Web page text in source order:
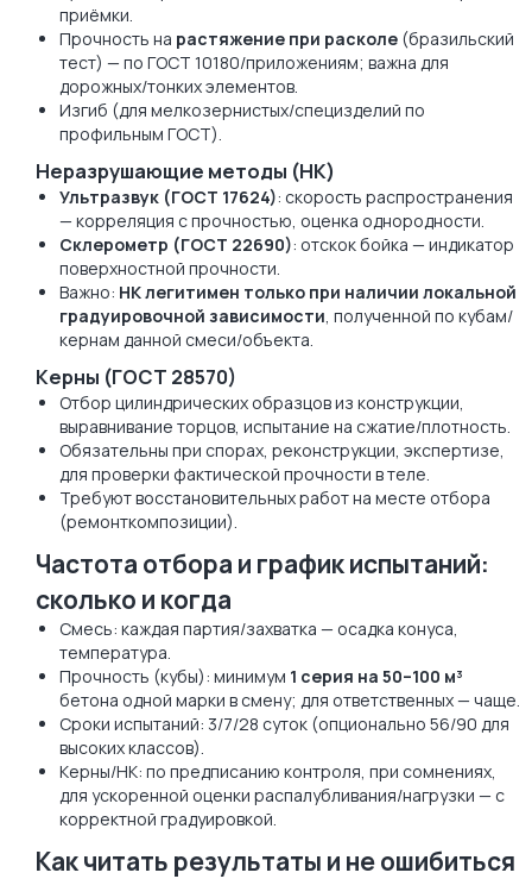
приёмки.
Прочность на растяжение при расколе (бразильский
тест) — по ГОСТ 10180/приложениям; важна для
дорожных/тонких элементов.
Изгиб (для мелкозернистых/специзделий по
профильным ГОСТ).
Неразрушающие методы (НК)
Ультразвук (ГОСТ 17624): скорость распространения
— корреляция с прочностью, оценка однородности.
Склерометр (ГОСТ 22690): отскок бойка — индикатор
поверхностной прочности.
Важно: НК легитимен только при наличии локальной
градуировочной зависимости, полученной по кубам/
кернам данной смеси/объекта.
Керны (ГОСТ 28570)
Отбор цилиндрических образцов из конструкции,
выравнивание торцов, испытание на сжатие/плотность.
Обязательны при спорах, реконструкции, экспертизе,
для проверки фактической прочности в теле.
Требуют восстановительных работ на месте отбора
(ремонткомпозиции).
Частота отбора и график испытаний:
сколько и когда
Смесь: каждая партия/захватка — осадка конуса,
температура.
Прочность (кубы): минимум 1 серия на 50–100 м³
бетона одной марки в смену; для ответственных — чаще.
Сроки испытаний: 3/7/28 суток (опционально 56/90 для
высоких классов).
Керны/НК: по предписанию контроля, при сомнениях,
для ускоренной оценки распалубливания/нагрузки — с
корректной градуировкой.
Как читать результаты и не ошибиться